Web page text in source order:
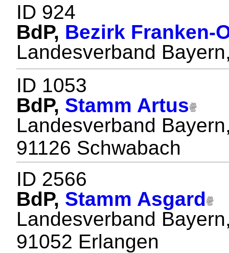
ID 924
BdP, Bezirk Franken-
Landesverband
ID 1053
BdP, Stamm Artus
Landesverband
91126 Schwabach
ID 2566
BdP, Stamm Asgard
Landesverband
91052 Erlangen